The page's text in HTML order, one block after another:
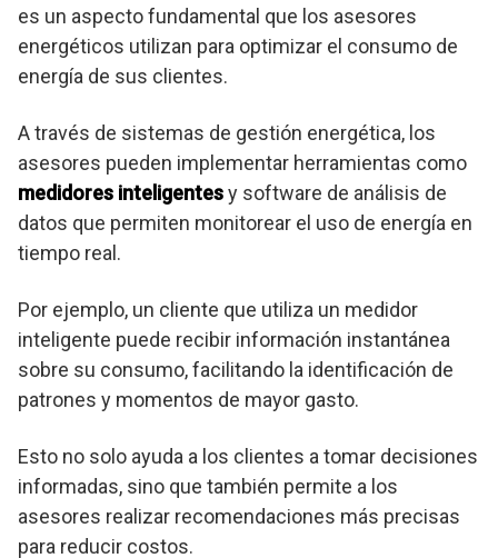
es un aspecto fundamental que los asesores
energéticos utilizan para optimizar el consumo de
energía de sus clientes.
A través de sistemas de gestión energética, los
asesores pueden implementar herramientas como
medidores inteligentesy software de análisis de
datos que permiten monitorear el uso de energía en
tiempo real.
Por ejemplo, un cliente que utiliza un medidor
inteligente puede recibir información instantánea
sobre su consumo, facilitando la identificación de
patrones y momentos de mayor gasto.
Esto no solo ayuda a los clientes a tomar decisiones
informadas, sino que también permite a los
asesores realizar recomendaciones más precisas
para reducir costos.